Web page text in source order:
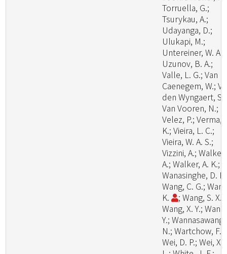
Torruella, G.;
Tsurykau, A.;
Udayanga, D.;
Ulukapi, M.;
Untereiner, W. A.;
Uzunov, B. A.;
Valle, L. G.; Van
Caenegem, W.;
den Wyngaert, S.;
Van Vooren, N.;
Velez, P.; Verma,
K.; Vieira, L. C.;
Vieira, W. A. S.;
Vizzini, A.; Walker,
A.; Walker, A. K.;
Wanasinghe, D.
Wang, C. G.;
K.
; Wang, S. X.;
Wang, X. Y.; Wang,
Y.; Wannasawang,
N.; Wartchow, F.;
Wei, D. P.; Wei, X.